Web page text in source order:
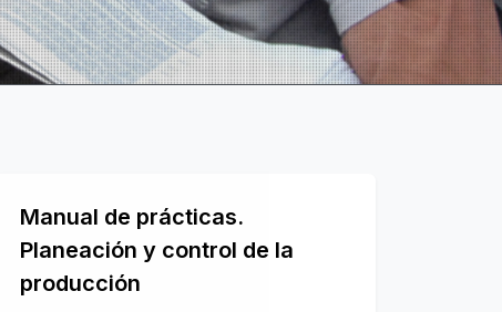
Manual de prácticas.
Planeación y control de la
producción